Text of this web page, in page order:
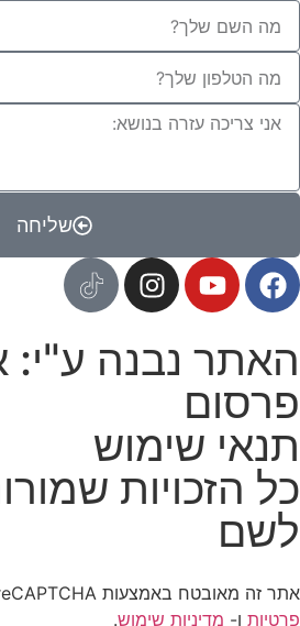
שליחה
האתר נבנה
פרסום
תנאי שימוש
כל הזכויות
לשם
אתר זה מאובטח באמצעות reCAPTCHA וגוגל בכפוף
פרטיות ו- מדיניות שימוש.